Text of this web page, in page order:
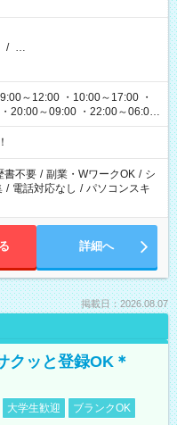
/ …
～12:00 ・10:00～17:00 ・
20:00～09:00 ・22:00～06:00
書不要 / 副業・WワークOK / シ
/ 電話対応なし / パソコンスキ
詳細へ
掲載日：2026.08.07
クッと登録OK＊
大学生歓迎
ブランクOK